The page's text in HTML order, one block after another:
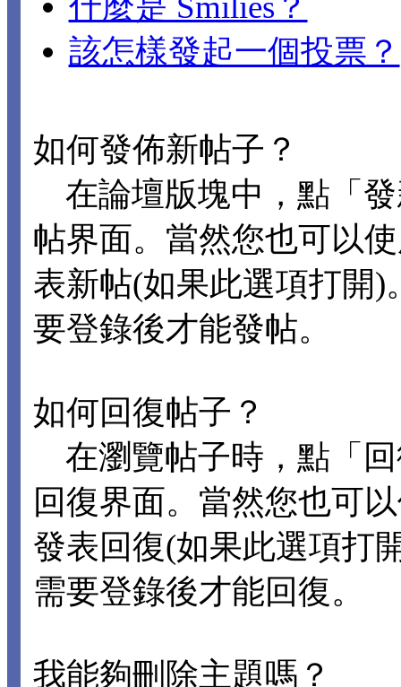
該怎樣發起一個投票？
如何發佈新帖子？
在論壇版塊中，點「
帖界面。當然您也可以
表新帖(如果此選項打開
要登錄後才能發帖。
如何回復帖子？
在瀏覽帖子時，點「
回復界面。當然您也可
發表回復(如果此選項打
需要登錄後才能回復。
我能夠刪除主題嗎？